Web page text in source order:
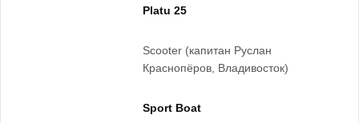
Platu 25
Scooter (капитан Руслан
Краснопёров, Владивосток)
Sport Boat